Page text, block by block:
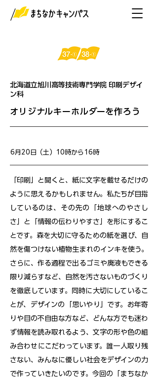
北海道立旭川高等技術専門学院 印刷デザイ
ン科
オリジナルキーホルダーを作ろう
6月20日（土）10時から16時
「印刷」と聞くと、紙に文字を載せるだけの
ように思えるかもしれません。私たちが目指
しているのは、その先の「地球へのやさし
さ」と「情報の伝わりやすさ」を形にするこ
とです。森を大切に守るための紙を選び、自
然を傷つけない植物生まれのインキを使う。
さらに、作る過程で出るゴミや廃液もできる
限り減らすなど、自然を汚さないものづくり
を徹底しています。同時に大切にしているこ
とが、デザインの「思いやり」です。お年寄
りや目の不自由な方など、どんな方でも迷わ
ず情報を読み取れるよう、文字の形や色の組
み合わせにこだわっています。誰一人取り残
さない、みんなに優しい社会をデザインの力
で作っていきたいのです。今回の「まちなか